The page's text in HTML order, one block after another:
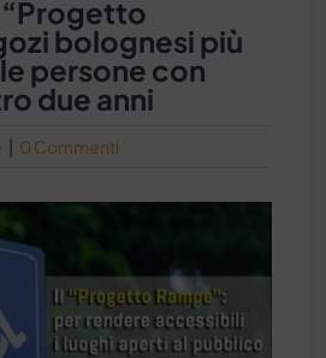
bolognesi più
persone con
due anni
| 0 Commenti